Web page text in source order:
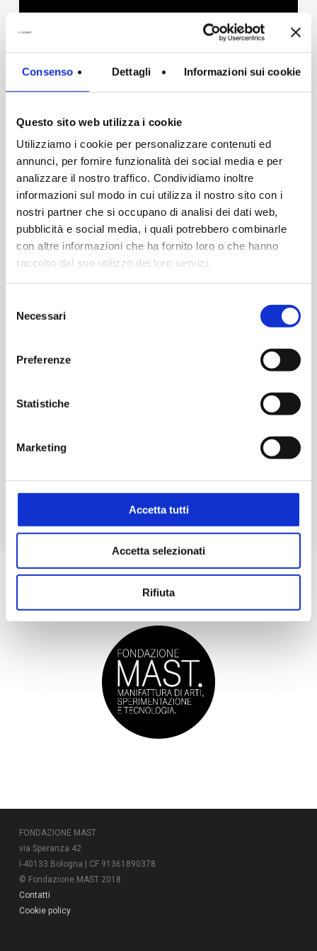
Consenso Dettagli Informazioni sui cookie
Questo sito web utilizza i cookie
Utilizziamo i cookie per personalizzare contenuti ed
annunci, per fornire funzionalità dei social media e per
analizzare il nostro traffico. Condividiamo inoltre
informazioni sul modo in cui utilizza il nostro sito con i
nostri partner che si occupano di analisi dei dati web,
pubblicità e social media, i quali potrebbero combinarle
con altre informazioni che ha fornito loro o che hanno
raccolto dal suo utilizzo dei loro servizi.
delNecessari
Preferenze
Statistiche
Marketing
Accetta tutti
Accetta selezionati
Rifiuta
Merchant 0
Be My Guest
FONDAZIONE MAST
via Speranza 42
I-40133 Bologna | CF 91361890378
© Fondazione MAST 2018
Contatti
Cookie policy